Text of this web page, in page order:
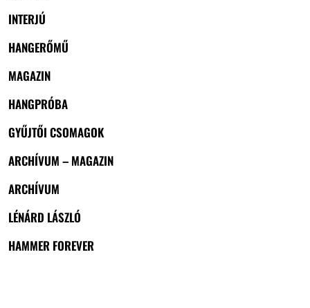
INTERJÚ
HANGERŐMŰ
MAGAZIN
HANGPRÓBA
GYŰJTŐI CSOMAGOK
ARCHÍVUM – MAGAZIN
ARCHÍVUM
LÉNÁRD LÁSZLÓ
HAMMER FOREVER